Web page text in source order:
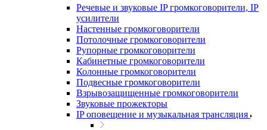
Речевые и звуковые IP громкоговорители, IP
усилители
Настенные громкоговорители
Потолочные громкоговорители
Рупорные громкоговорители
Кабинетные громкоговорители
Колонные громкоговорители
Подвесные громкоговорители
Взрывозащищенные громкоговорители
Звуковые прожекторы
IP оповещение и музыкальная трансляция